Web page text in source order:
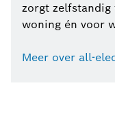
zorgt zelfstandig
woning én voor
Meer over all-